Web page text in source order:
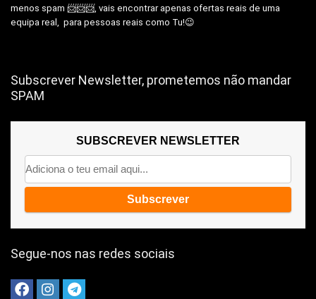
menos spam 📨📨📨, vais encontrar apenas ofertas reais de uma
equipa real, para pessoas reais como Tu!😉
Subscrever Newsletter, prometemos não mandar
SPAM
SUBSCREVER NEWSLETTER
Segue-nos nas redes sociais